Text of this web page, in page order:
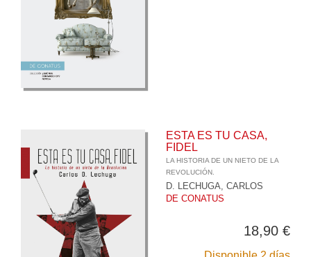
ESTA ES TU CASA,
FIDEL
LA HISTORIA DE UN NIETO DE LA
REVOLUCIÓN.
D. LECHUGA, CARLOS
DE CONATUS
18,90 €